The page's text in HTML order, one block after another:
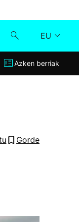
EU
Klisk
Azken berriak
Gorde